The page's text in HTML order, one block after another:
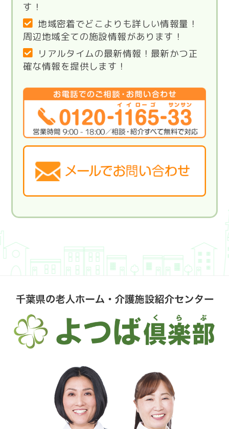
す！
地域密着でどこよりも詳しい情報量！
周辺地域全ての施設情報があります！
リアルタイムの最新情報！最新かつ正
確な情報を提供します！